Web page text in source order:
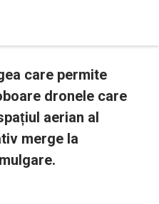
care permite
dronele care
aerian al
merge la